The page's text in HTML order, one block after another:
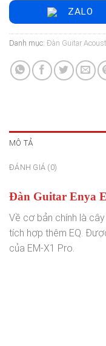
ZALO
Danh mục: Đàn Guitar
MÔ TẢ
ĐÁNH GIÁ (0)
Đàn Guitar Enya
Về cơ bản chính là
tích hợp thêm EQ.
của EM-X1 Pro.